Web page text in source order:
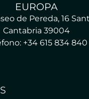
EUROPA
de Pereda, 16
Cantabria 39004
+34 615 834 840